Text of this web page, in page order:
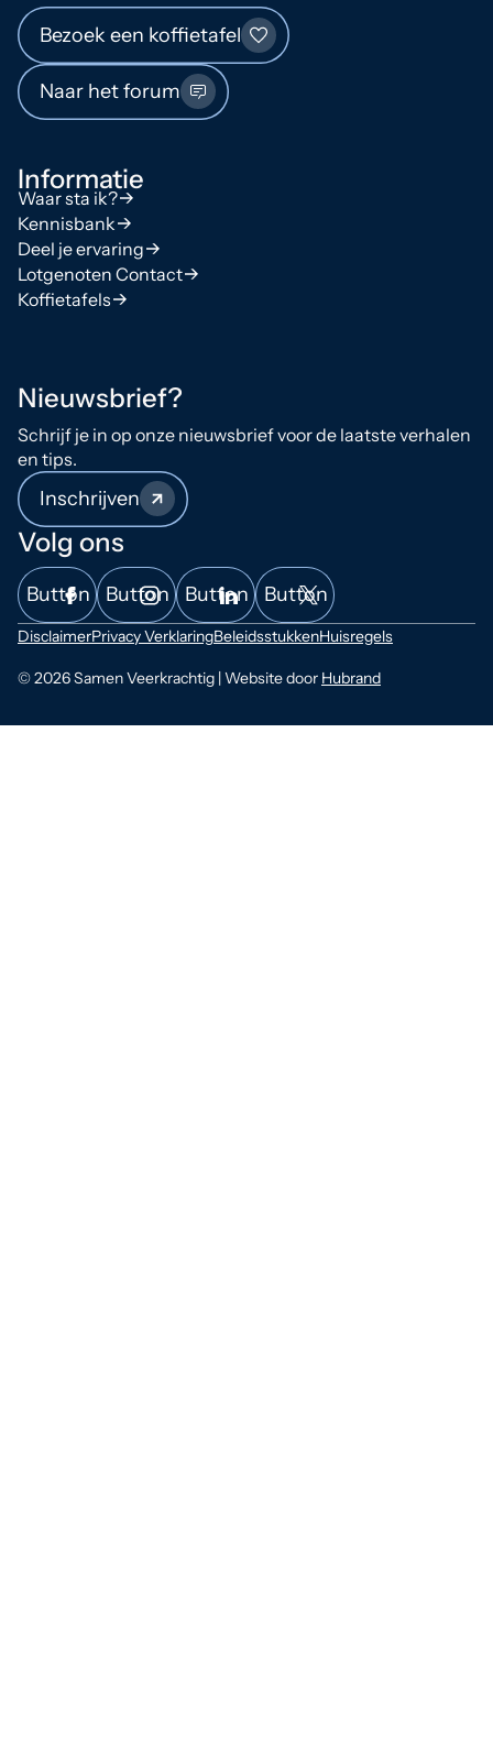
Bezoek een koffietafel
Naar het forum
Informatie
Waar sta ik?
Kennisbank
Deel je ervaring
Lotgenoten Contact
Koffietafels
Nieuwsbrief?
Schrijf je in op onze nieuwsbrief voor de laatste verhalen
en tips.
Inschrijven
Volg ons
Button Button Button Button
© 2026 Samen Veerkrachtig | Website door Hubrand
DisclaimerPrivacy VerklaringBeleidsstukkenHuisregels